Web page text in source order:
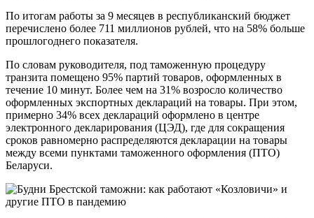
По итогам работы за 9 месяцев в республиканский бюджет
перечислено более 711 миллионов рублей, что на 58% больше
прошлогоднего показателя.
По словам руководителя, под таможенную процедуру
транзита помещено 95% партий товаров, оформленных в
течение 10 минут. Более чем на 31% возросло количество
оформленных экспортных деклараций на товары. При этом,
примерно 34% всех деклараций оформлено в центре
электронного декларирования (ЦЭД), где для сокращения
сроков равномерно распределяются декларации на товары
между всеми пунктами таможенного оформления (ПТО)
Беларуси.